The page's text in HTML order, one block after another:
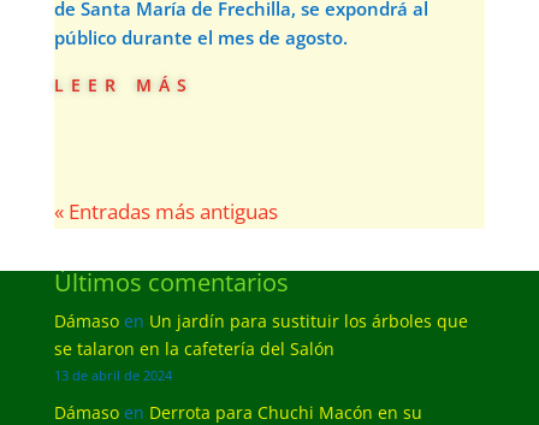
de Santa María de Frechilla, se expondrá al
público durante el mes de agosto.
leer más
« Entradas más antiguas
Últimos comentarios
Dámasoen Un jardín para sustituir los árboles que
se talaron en la cafetería del Salón
13 de abril de 2024
Dámasoen Derrota para Chuchi Macón en su